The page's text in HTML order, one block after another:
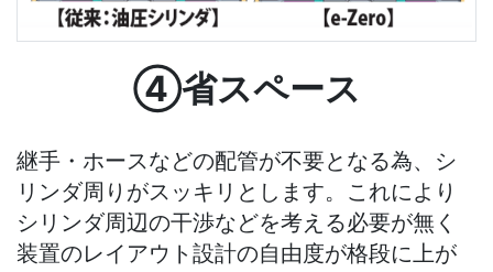
④省スペース
継手・ホースなどの配管が不要となる為、シ
リンダ周りがスッキリとします。これにより
シリンダ周辺の干渉などを考える必要が無く
装置のレイアウト設計の自由度が格段に上が